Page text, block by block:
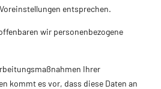
entsprechen.
wir personenbezogene
Ihrer
kommt es vor, dass diese Daten an